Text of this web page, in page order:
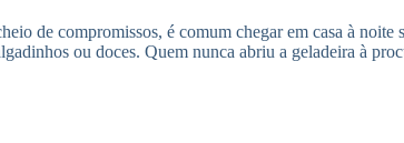
de compromissos, é comum chegar em casa à
ou doces. Quem nunca abriu a geladeira à